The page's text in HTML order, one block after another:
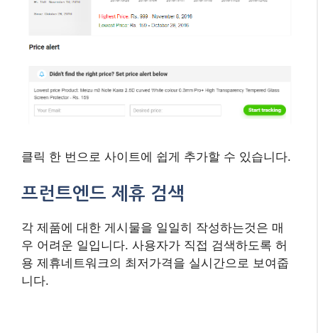
클릭 한 번으로 사이트에 쉽게 추가할 수 있습니다.
프런트엔드 제휴 검색
각 제품에 대한 게시물을 일일히 작성하는것은 매
우 어려운 일입니다. 사용자가 직접 검색하도록 허
용 제휴네트워크의 최저가격을 실시간으로 보여줍
니다.